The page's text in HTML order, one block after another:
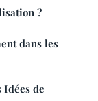
?
dans les
de